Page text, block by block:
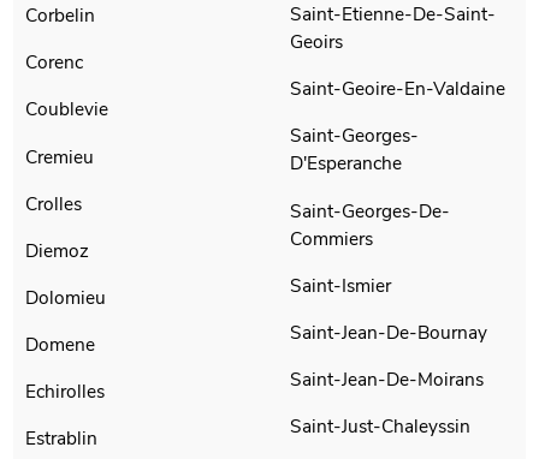
Corbelin
Corenc
Coublevie
Cremieu
Crolles
Diemoz
Dolomieu
Domene
Echirolles
Estrablin
Saint-Etienne-De-Saint-
Geoirs
Saint-Geoire-En-Valdaine
Saint-Georges-
D'Esperanche
Saint-Georges-De-
Commiers
Saint-Ismier
Saint-Jean-De-Bournay
Saint-Jean-De-Moirans
Saint-Just-Chaleyssin